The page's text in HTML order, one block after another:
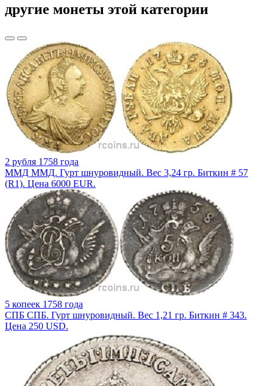
другие монеты этой категории
2 рубля 1758 года
ММД ММД. Гурт шнуровидный. Вес 3,24 гр. Биткин # 57
(R1). Цена 6000 EUR.
5 копеек 1758 года
СПБ СПБ. Гурт шнуровидный. Вес 1,21 гр. Биткин # 343.
Цена 250 USD.